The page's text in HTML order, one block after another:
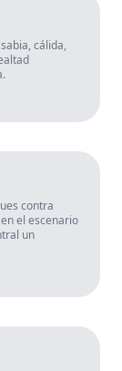
cálida,
contra
el escenario
un